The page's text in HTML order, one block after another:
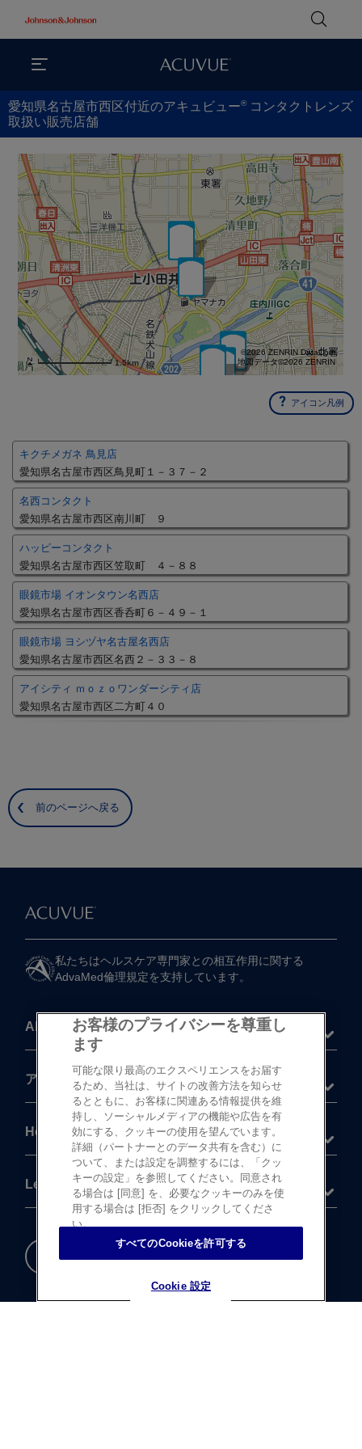
愛知県名古屋市西区付近のアキュビュー® コンタクトレンズ
取扱い販売店舗
1.5km
©2026 ZENRIN DataCom
地図データ©2026 ZENRIN
アイコン凡例
キクチメガネ 鳥見店
愛知県名古屋市西区鳥見町１－３７－２
名西コンタクト
愛知県名古屋市西区南川町 ９
ハッピーコンタクト
愛知県名古屋市西区笠取町 ４－８８
眼鏡市場 イオンタウン名西店
愛知県名古屋市西区香呑町６－４９－１
眼鏡市場 ヨシヅヤ名古屋名西店
愛知県名古屋市西区名西２－３３－８
アイシティ ｍｏｚｏワンダーシティ店
愛知県名古屋市西区二方町４０
前のページへ戻る
私たちは​ヘルスケア専門家との​相互作用に​関する​
AdvaMed倫理規定を​支持しています。
About
アキュビュー®製品
Help
Legal
重要な​安全情報
お客様のプライバシーを尊重し
ます
可能な限り最高のエクスペリエンスをお届す
るため、当社は、サイトの改善方法を知らせ
るとともに、お客様に関連ある情報提供を維
持し、ソーシャルメディアの機能や広告を有
効にする、クッキーの使用を望んでいます。
詳細（パートナーとのデータ共有を含む）に
ついて、または設定を調整するには、「クッ
キーの設定」を参照してください。同意され
る場合は [同意] を、必要なクッキーのみを使
用する場合は [拒否] をクリックしてくださ
い。
Cookie 設定
すべてのCookieを許可する